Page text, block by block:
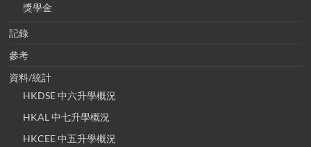
獎學金
記錄
參考
資料/統計
HKDSE 中六升學概況
HKAL 中七升學概況
HKCEE 中五升學概況